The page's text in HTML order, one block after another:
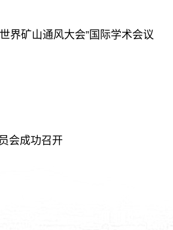
界矿山通风大会”国际学术会议
会成功召开